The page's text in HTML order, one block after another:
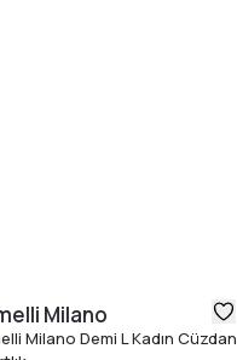
Milano
Milano Demi L Kadın Cüzdan